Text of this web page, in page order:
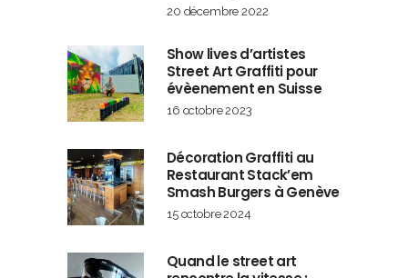
20 décembre 2022
Show lives d’artistes
Street Art Graffiti pour
évèenement en Suisse
16 octobre 2023
Décoration Graffiti au
Restaurant Stack’em
Smash Burgers à Genève
15 octobre 2024
Quand le street art